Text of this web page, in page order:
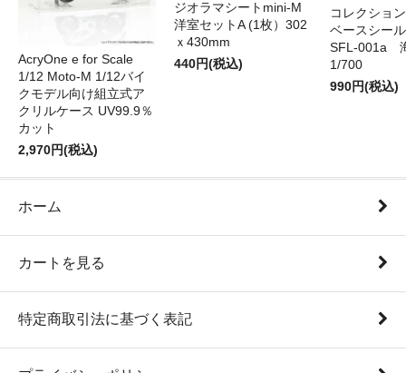
AcryOne e for Scale
1/12 Moto-M 1/12バイ
クモデル向け組立式ア
クリルケース UV99.9％
カット
2,970円(税込)
ジオラマシートmini-M
洋室セットA (1枚）302
ｘ430mm
440円(税込)
コレクショ
ベースシー
SFL-001a
1/700
990円(税込)
ホーム
カートを見る
特定商取引法に基づく表記